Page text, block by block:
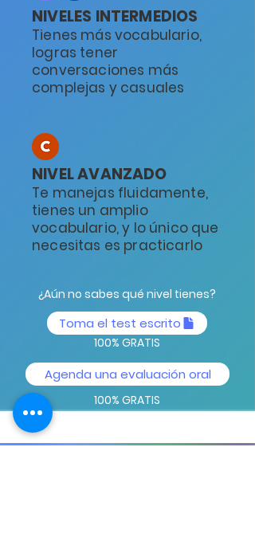
NIVELES INTERMEDIOS
Tienes más vocabulario,
logras tener
conversaciones más
complejas y casuales
NIVEL AVANZADO
Te manejas fluidamente,
tienes un amplio
vocabulario, y lo único que
necesitas es practicarlo
¿Aún no sabes qué nivel tienes?
Toma el test escrito
100% GRATIS
Agenda una evaluación oral
100% GRATIS